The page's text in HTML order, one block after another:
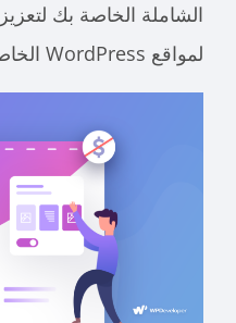
الشاملة الخاصة بك لتعزيز
لمواقع WordPress الخاصة بك.